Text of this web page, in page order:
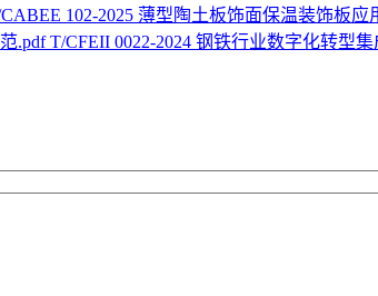
102-2025 薄型陶土板饰面保温装饰板应
T/CFEII 0022-2024 钢铁行业数字化转型